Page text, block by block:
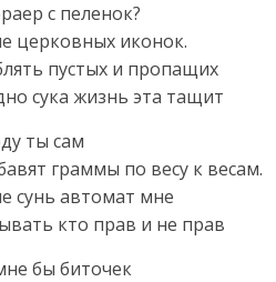
с пеленок?
церковных иконок.
пустых и пропащих
сука жизнь эта тащит
ты сам
граммы по весу к весам.
сунь автомат мне
кто прав и не прав
бы биточек